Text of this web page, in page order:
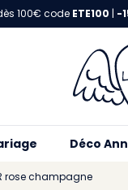
100€ code ETE100 | -
Déco
rose champagne